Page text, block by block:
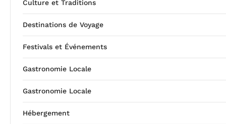
Culture et Traditions
Destinations de Voyage
Festivals et Événements
Gastronomie Locale
Gastronomie Locale
Hébergement